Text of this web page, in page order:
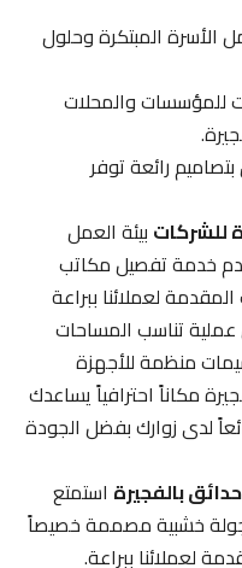
المبتكرة وحلول
والمحلات
رائعة توفر
بيئة العمل
خدمة تفصيل مكاتب
لعملائنا ببراعة
تناسب المساحات
منظمة للأجهزة
مكاناً احترافياً يساعدك
لدى زوارك بفضل الجودة
بالفجيرةاستمتع
خشبية مصممة خصيصاً
ببراعة.